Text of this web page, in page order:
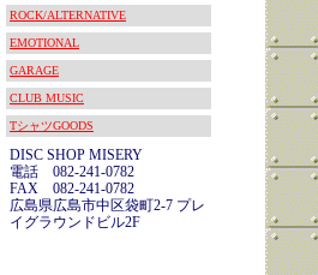
ROCK/ALTERNATIVE
EMOTIONAL
GARAGE
CLUB MUSIC
TシャツGOODS
DISC SHOP MISERY
電話 082-241-0782
FAX 082-241-0782
広島県広島市中区袋町2-7 プレ
イグラウンドビル2F